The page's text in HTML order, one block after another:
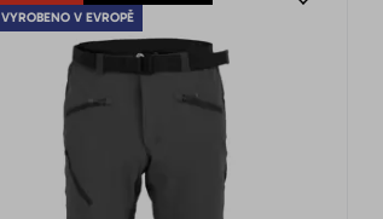
VYROBENO V EVROPĚ